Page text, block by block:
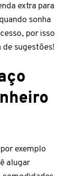
extra para
sonha
por isso
sugestões!
exemplo
alugar